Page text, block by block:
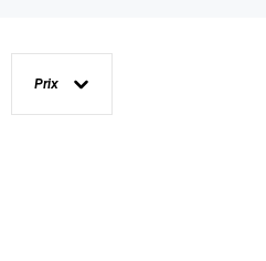
Prix